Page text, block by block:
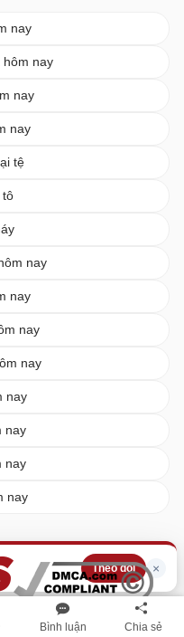
Bình luận Chia sẻ
Theo dõi ×
nay
nay
nay
nay
tệ
tô
nay
nay
nay
nay
nay
nay
nay
nay